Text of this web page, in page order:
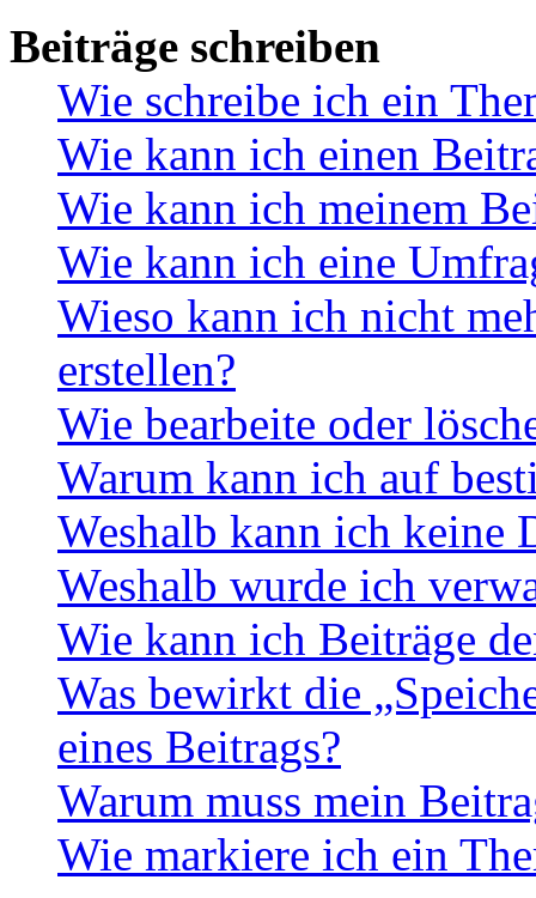
Beiträge schreiben
Wie schreibe ich ein
Wie kann ich einen
Wie kann ich meinem
Wie kann ich eine
Wieso kann ich nicht
erstellen?
Wie bearbeite oder
Warum kann ich auf
Weshalb kann ich keine
Weshalb wurde ich
Wie kann ich Beiträge
Was bewirkt die
eines Beitrags?
Warum muss mein
Wie markiere ich ein